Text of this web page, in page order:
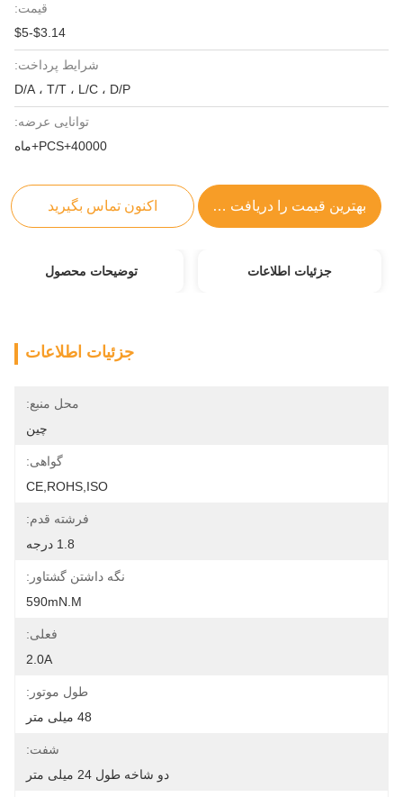
قیمت:
$3.14-$5
شرایط پرداخت:
D/A ، T/T ، L/C ، D/P
توانایی عرضه:
40000+PCS+ماه
بهترین قیمت را دریافت کنید اکنون تماس بگیرید
جزئیات اطلاعات توضیحات محصول
جزئیات اطلاعات
محل منبع:
چین
گواهی:
CE,ROHS,ISO
فرشته قدم:
1.8 درجه
نگه داشتن گشتاور:
590mN.m
فعلی:
2.0A
طول موتور:
48 میلی متر
شفت:
دو شاخه طول 24 میلی متر